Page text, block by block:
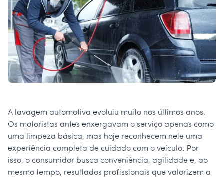
A lavagem automotiva evoluiu muito nos últimos anos.
Os motoristas antes enxergavam o serviço apenas como
uma limpeza básica, mas hoje reconhecem nele uma
experiência completa de cuidado com o veículo. Por
isso, o consumidor busca conveniência, agilidade e, ao
mesmo tempo, resultados profissionais que valorizem a